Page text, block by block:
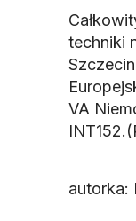
techniki
VA
autorka: